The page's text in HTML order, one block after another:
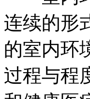
连续的形
的室内环
过程与程